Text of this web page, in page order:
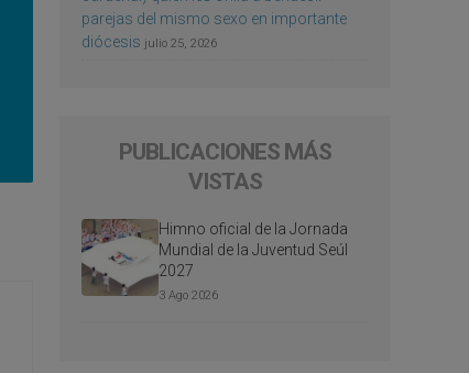
parejas del mismo sexo en importante
diócesis julio 25, 2026
PUBLICACIONES MÁS
VISTAS
Himno oficial de la Jornada
Mundial de la Juventud Seúl
2027
3 Ago 2026